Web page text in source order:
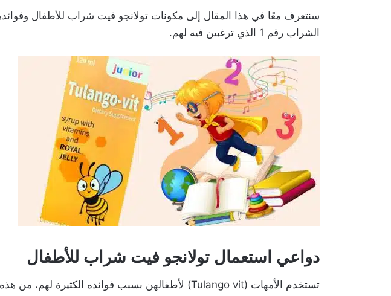
سنتعرف معًا في هذا المقال إلى مكونات تولانجو فيت شراب للأطفال
الشراب رقم 1 الذي ترغبين فيه لهم.
دواعي استعمال تولانجو فيت شراب للأطفال
تستخدم الأمهات (Tulango vit) لأطفالهن بسبب فوائده الكثيرة لهم، من هذه الفوائد: